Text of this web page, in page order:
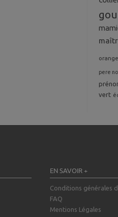
orange
pere
vert
EN SAVOIR +
Conditions générales
FAQ
Mentions Légales